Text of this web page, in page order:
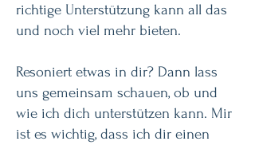
richtige Unterstützung kann all das
und noch viel mehr bieten.​
Resoniert etwas in dir? Dann lass
uns gemeinsam schauen, ob und
wie ich dich unterstützen kann. Mir
ist es wichtig, dass ich dir einen